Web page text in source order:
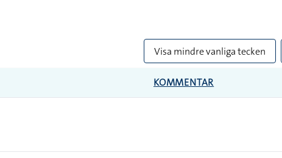
Visa mindre vanliga tecken
KOMMENTAR